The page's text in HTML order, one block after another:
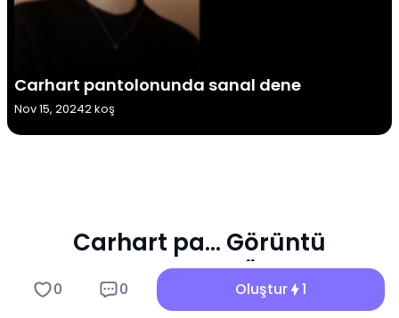
Carhart pantolonunda sanal dene
Nov 15, 20242 koş
Carhart pa... Görüntü
Filtresinin Temel Özellikleri
a1.art Carhart pa... Görüntü oluşturucu ile duyusal
0 0 Oluştur 1